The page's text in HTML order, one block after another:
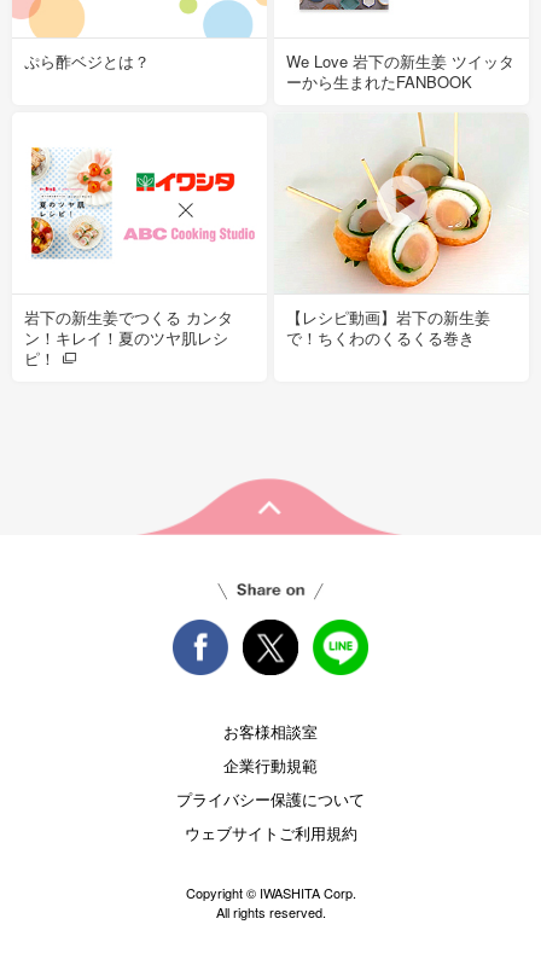
ぷら酢ベジとは？
We Love 岩下の新生姜 ツイッタ
ーから生まれたFANBOOK
岩下の新生姜でつくる カンタ
ン！キレイ！夏のツヤ肌レシ
ピ！
【レシピ動画】岩下の新生姜
で！ちくわのくるくる巻き
お客様相談室
企業行動規範
プライバシー保護について
ウェブサイトご利用規約
Copyright © IWASHITA Corp.
All rights reserved.